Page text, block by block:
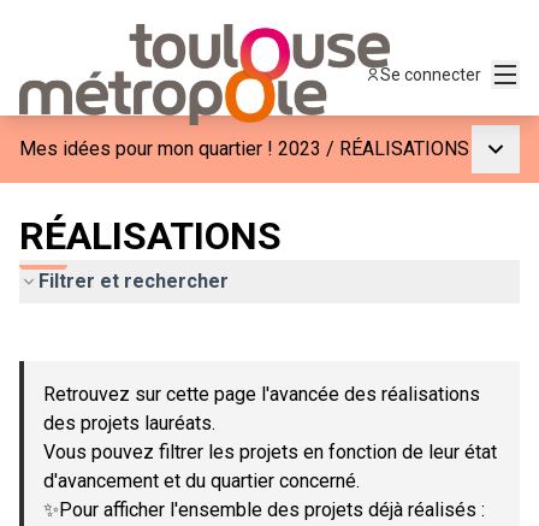
Se connecter
Mes idées pour mon quartier ! 2023 / RÉALISATIONS
RÉALISATIONS
Filtrer et rechercher
−
Retrouvez sur cette page l'avancée des réalisations
des projets lauréats.
Vous pouvez filtrer les projets en fonction de leur état
d'avancement et du quartier concerné.
✨Pour afficher l'ensemble des projets déjà réalisés :